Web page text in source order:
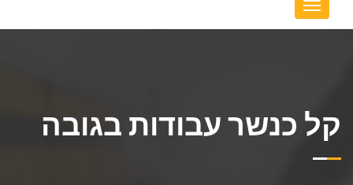
קל כנשר עבודות בגובה